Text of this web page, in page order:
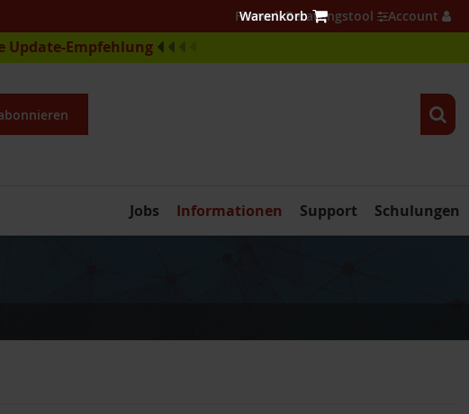
Update-Empfehlung
Firewall Beratungstool Account
Schulungen
Support
Informationen
Jobs